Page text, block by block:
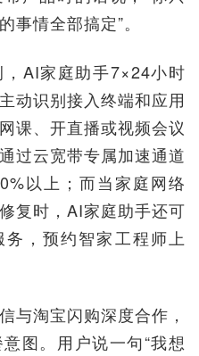
事情全部搞定”。
AI家庭助手7×24小时
动识别接入终端和应用
课、开直播或视频会议
过云宽带专属加速通道
以上；而当家庭网络
复时，AI家庭助手还可
，预约智家工程师上
与淘宝闪购深度合作，
图。用户说一句“我想